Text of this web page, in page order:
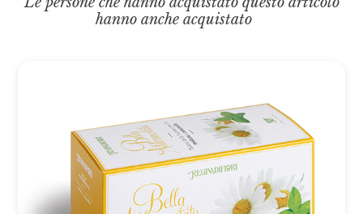
hanno anche acquistato